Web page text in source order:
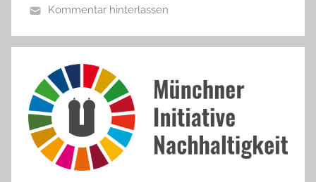
Kommentar hinterlassen